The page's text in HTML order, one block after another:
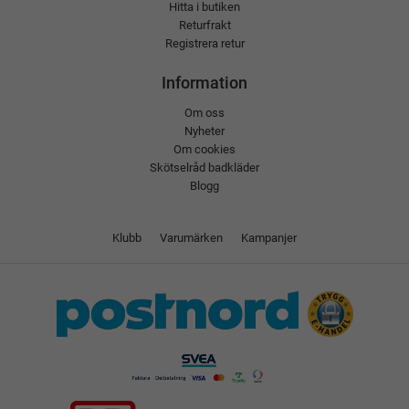
Hitta i butiken
Returfrakt
Registrera retur
Information
Om oss
Nyheter
Om cookies
Skötselråd badkläder
Blogg
Klubb Varumärken Kampanjer